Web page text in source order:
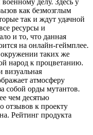
как безмозглым
так и ждут удачной
ресурсы и
и то, что данная
на онлайн-геймплее.
окружении таких же
народ к процветанию.
визуальная
атмосферу
собой орды мутантов.
чем десятью
отзывов к проекту
Рейтинг продукта